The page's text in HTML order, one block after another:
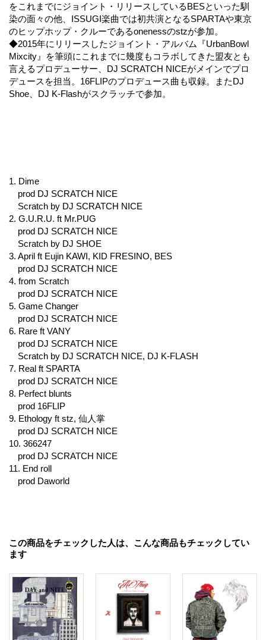
をこれまでにジョイント・リリースしているBESといった馴
染の面々の他、ISSUGI楽曲では初共演となるSPARTAや東京
のヒップホップ・クルーであるonenessのstzが参加。
◆2015年にリリースしたジョイント・アルバム『UrbanBowl
Mixcity』を筆頭にこれまでに幾度もコラボしてきた盟友とも
言えるプロデューサー、DJ SCRATCH NICEがメインでプロ
デュースを担当。16FLIPのプロデュース曲も収録。またDJ
Shoe、DJ K-Flashがスクラッチで参加。
1. Dime
prod DJ SCRATCH NICE
Scratch by DJ SCRATCH NICE
2. G.U.R.U. ft Mr.PUG
prod DJ SCRATCH NICE
Scratch by DJ SHOE
3. April ft Eujin KAWI, KID FRESINO, BES
prod DJ SCRATCH NICE
4. from Scratch
prod DJ SCRATCH NICE
5. Game Changer
prod DJ SCRATCH NICE
6. Rare ft VANY
prod DJ SCRATCH NICE
Scratch by DJ SCRATCH NICE, DJ K-FLASH
7. Real ft SPARTA
prod DJ SCRATCH NICE
8. Perfect blunts
prod 16FLIP
9. Ethology ft stz, 仙人掌
prod DJ SCRATCH NICE
10. 366247
prod DJ SCRATCH NICE
11. End roll
prod Daworld
この商品をチェックした人は、こんな商品もチェックしてい
ます